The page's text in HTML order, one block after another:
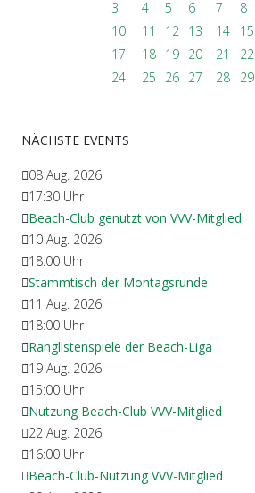
3
4 5 6 7 8
10
11 12 13 14 15
17
18 19 20 21 22
24
25 26 27 28 29
NÄCHSTE EVENTS
08 Aug. 2026
17:30 Uhr
Beach-Club genutzt von VVV-Mitglied
10 Aug. 2026
18:00 Uhr
Stammtisch der Montagsrunde
11 Aug. 2026
18:00 Uhr
Ranglistenspiele der Beach-Liga
19 Aug. 2026
15:00 Uhr
Nutzung Beach-Club VVV-Mitglied
22 Aug. 2026
16:00 Uhr
Beach-Club-Nutzung VVV-Mitglied